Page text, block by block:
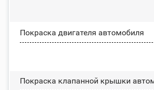
Покраска двигателя автомобиля
Покраска клапанной крышки